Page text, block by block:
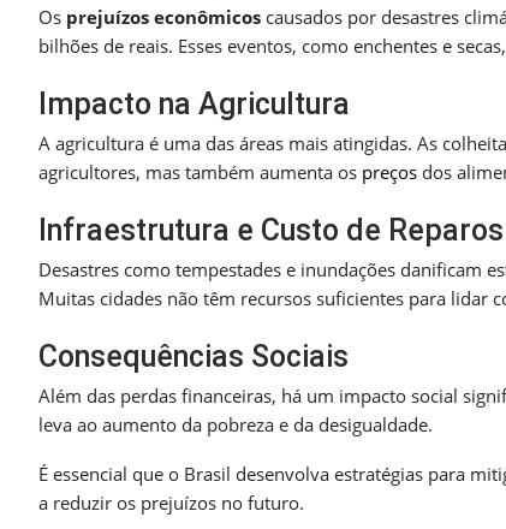
Os prejuízos econômicos causados por desastres
bilhões de reais. Esses eventos, como enchentes e
Impacto na Agricultura
A agricultura é uma das áreas mais atingidas. As
agricultores, mas também aumenta os preços dos
Infraestrutura e Custo de Reparos
Desastres como tempestades e inundações danificam
Muitas cidades não têm recursos suficientes para lidar
Consequências Sociais
Além das perdas financeiras, há um impacto social
leva ao aumento da pobreza e da desigualdade.
É essencial que o Brasil desenvolva estratégias para
a reduzir os prejuízos no futuro.